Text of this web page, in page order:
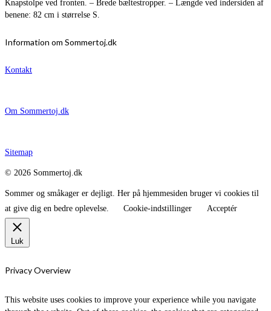
Knapstolpe ved fronten. – Brede bæltestropper. – Længde ved indersiden af
benene: 82 cm i størrelse S.
Information om Sommertoj.dk
Kontakt
Om Sommertoj.dk
Sitemap
© 2026 Sommertoj.dk
Sommer og småkager er dejligt. Her på hjemmesiden bruger vi cookies til
at give dig en bedre oplevelse.
Cookie-indstillinger Acceptér
Luk
Privacy Overview
This website uses cookies to improve your experience while you navigate